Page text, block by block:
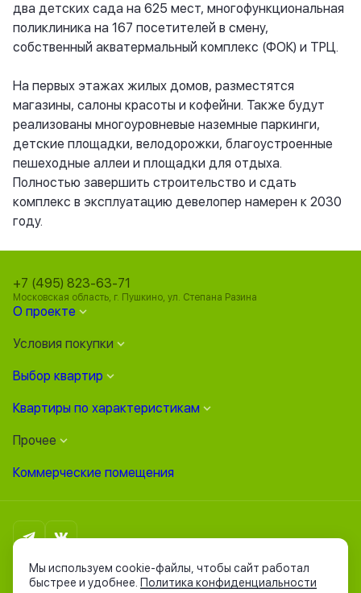
два детских сада на 625 мест, многофункциональная
поликлиника на 167 посетителей в смену,
собственный акватермальный комплекс (ФОК) и ТРЦ.
На первых этажах жилых домов, разместятся
магазины, салоны красоты и кофейни. Также будут
реализованы многоуровневые наземные паркинги,
детские площадки, велодорожки, благоустроенные
пешеходные аллеи и площадки для отдыха.
Полностью завершить строительство и сдать
комплекс в эксплуатацию девелопер намерен к 2030
году.
О проекте
Условия покупки
Выбор квартир
Квартиры по характеристикам
Прочее
Коммерческие помещения
+7 (495) 823-63-71
Московская область, г. Пушкино, ул. Степана Разина
Политика конфиденциальности
Согласие на обработку персональных данных
Согласие на получение рассылки рекламно-информационных
Мы используем cookie-файлы, чтобы сайт работал
быстрее и удобнее. Политика конфиденциальности